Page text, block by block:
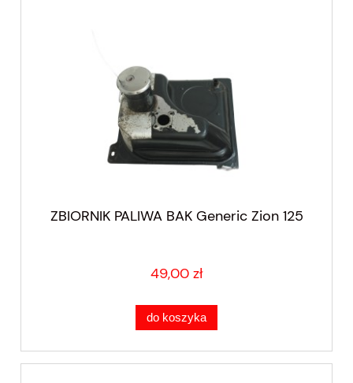
ZBIORNIK PALIWA BAK Generic Zion 125
49,00 zł
do koszyka